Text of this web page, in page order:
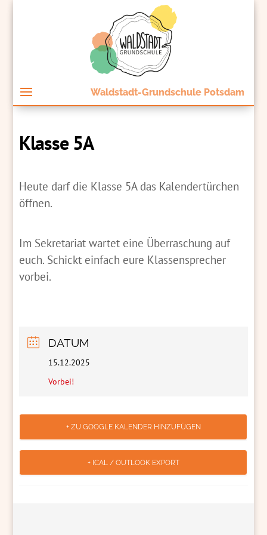
Waldstadt-Grundschule Potsdam
Klasse 5A
Heute darf die Klasse 5A das Kalendertürchen
öffnen.
Im Sekretariat wartet eine Überraschung auf
euch. Schickt einfach eure Klassensprecher
vorbei.
DATUM
15.12.2025
Vorbei!
+ ZU GOOGLE KALENDER HINZUFÜGEN
+ ICAL / OUTLOOK EXPORT